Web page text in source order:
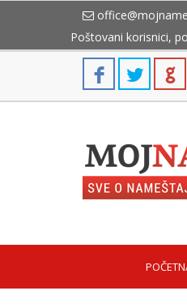
Poštovani korisnici,